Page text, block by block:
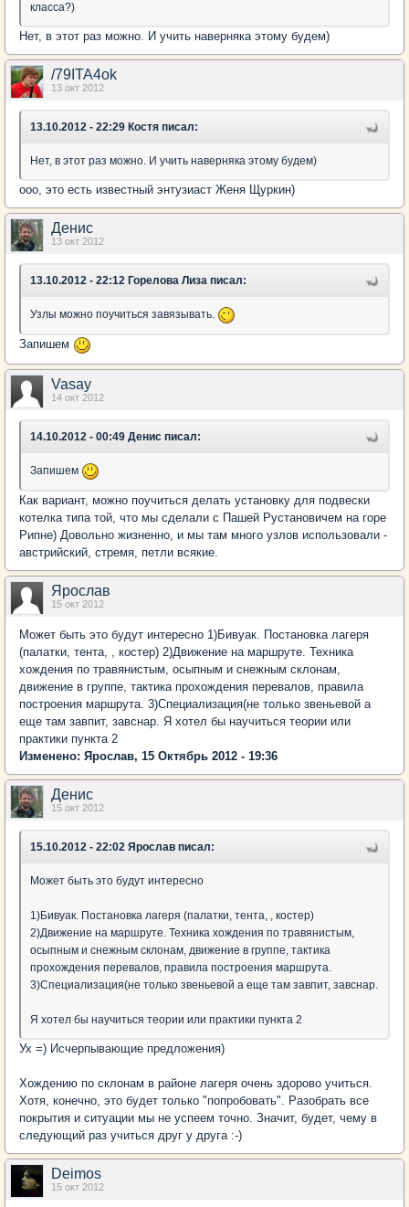
класса?)
Нет, в этот раз можно. И учить наверняка этому будем)
/79ITA4ok
13 окт 2012
13.10.2012 - 22:29 Костя писал:
Нет, в этот раз можно. И учить наверняка этому будем)
ооо, это есть известный энтузиаст Женя Щуркин)
Денис
13 окт 2012
13.10.2012 - 22:12 Горелова Лиза писал:
Узлы можно поучиться завязывать.
Запишем
Vasay
14 окт 2012
14.10.2012 - 00:49 Денис писал:
Запишем
Как вариант, можно поучиться делать установку для подвески
котелка типа той, что мы сделали с Пашей Рустановичем на горе
Рипне) Довольно жизненно, и мы там много узлов использовали -
австрийский, стремя, петли всякие.
Ярослав
15 окт 2012
Может быть это будут интересно 1)Бивуак. Постановка лагеря
(палатки, тента, , костер) 2)Движение на маршруте. Техника
хождения по травянистым, осыпным и снежным склонам,
движение в группе, тактика прохождения перевалов, правила
построения маршрута. 3)Специализация(не только звеньевой а
еще там завпит, завснар. Я хотел бы научиться теории или
практики пункта 2
Изменено: Ярослав, 15 Октябрь 2012 - 19:36
Денис
15 окт 2012
15.10.2012 - 22:02 Ярослав писал:
Может быть это будут интересно
1)Бивуак. Постановка лагеря (палатки, тента, , костер)
2)Движение на маршруте. Техника хождения по травянистым,
осыпным и снежным склонам, движение в группе, тактика
прохождения перевалов, правила построения маршрута.
3)Специализация(не только звеньевой а еще там завпит, завснар.
Я хотел бы научиться теории или практики пункта 2
Ух =) Исчерпывающие предложения)
Хождению по склонам в районе лагеря очень здорово учиться.
Хотя, конечно, это будет только "попробовать". Разобрать все
покрытия и ситуации мы не успеем точно. Значит, будет, чему в
следующий раз учиться друг у друга :-)
Deimos
15 окт 2012